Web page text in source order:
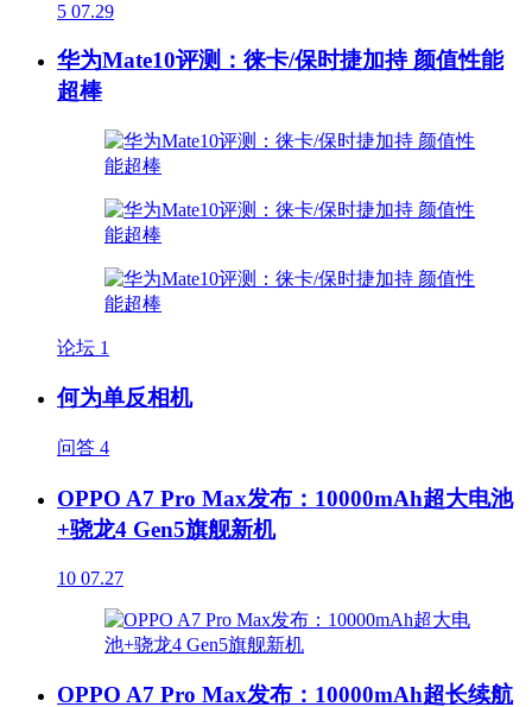
5 07.29
华为Mate10评测：徕卡/保时捷加持 颜值性能
超棒
论坛 1
何为单反相机
问答 4
OPPO A7 Pro Max发布：10000mAh超大电池
+骁龙4 Gen5旗舰新机
10 07.27
OPPO A7 Pro Max发布：10000mAh超长续航